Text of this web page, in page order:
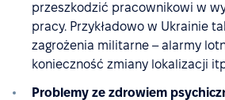
przeszkodzić pracownikowi w
pracy. Przykładowo w Ukrainie
zagrożenia militarne – alarmy
konieczność zmiany lokalizacji
Problemy ze zdrowiem